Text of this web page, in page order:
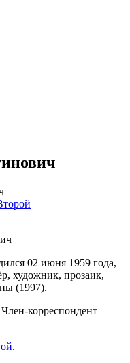
02 июня 1959 года,
художник, прозаик,
(1997).
корреспондент
.